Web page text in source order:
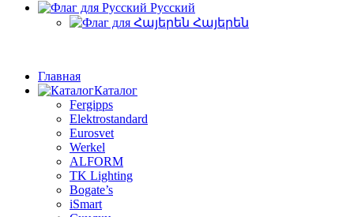
Русский
Հայերեն
Главная
Каталог
Fergipps
Elektrostandard
Eurosvet
Werkel
ALFORM
TK Lighting
Bogate’s
iSmart